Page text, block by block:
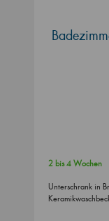
2 bis 4 Wochen
Unterschrank in